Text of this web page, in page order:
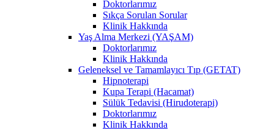
Doktorlarımız
Sıkça Sorulan Sorular
Klinik Hakkında
Yaş Alma Merkezi (YAŞAM)
Doktorlarımız
Klinik Hakkında
Geleneksel ve Tamamlayıcı Tıp (GETAT)
Hipnoterapi
Kupa Terapi (Hacamat)
Sülük Tedavisi (Hirudoterapi)
Doktorlarımız
Klinik Hakkında